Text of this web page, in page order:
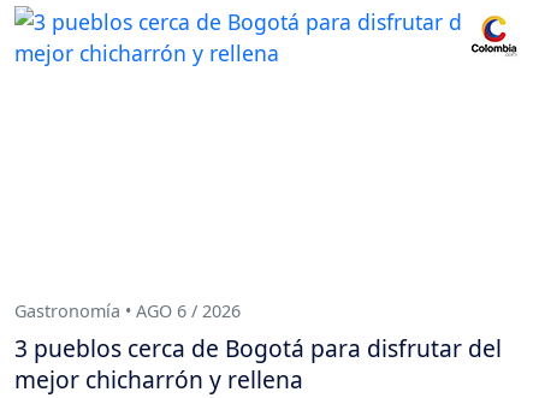
Gastronomía • AGO 6 / 2026
3 pueblos cerca de Bogotá para disfrutar del
mejor chicharrón y rellena